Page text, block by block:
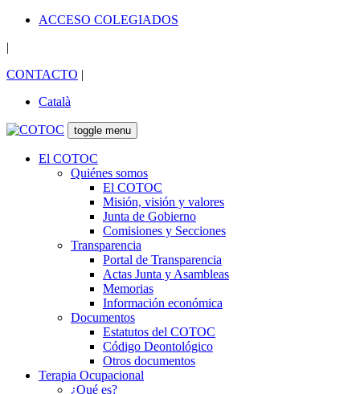
ACCESO COLEGIADOS
|
CONTACTO |
Català
toggle menu
El COTOC
Quiénes somos
El COTOC
Misión, visión y valores
Junta de Gobierno
Comisiones y Secciones
Transparencia
Portal de Transparencia
Actas Junta y Asambleas
Memorias
Información económica
Documentos
Estatutos del COTOC
Código Deontológico
Otros documentos
Terapia Ocupacional
¿Qué es?